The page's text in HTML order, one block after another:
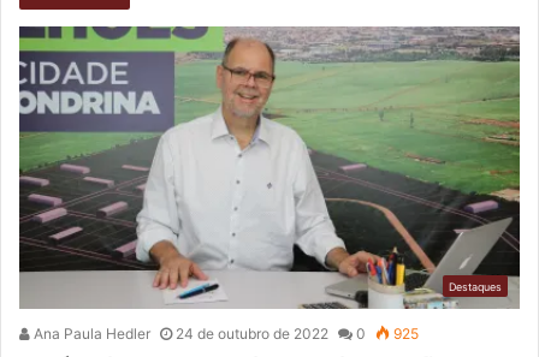
Destaques
Ana Paula Hedler 24 de outubro de 2022 0 925